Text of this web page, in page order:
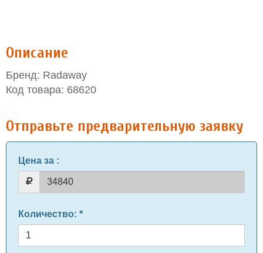
Описание
Бренд: Radaway
Код товара: 68620
Отправьте предварительную заявку
Цена за :
Количество: *